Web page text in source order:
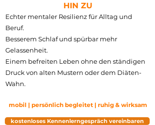
HIN ZU
Echter mentaler Resilienz für Alltag und
Beruf.
Besserem Schlaf und spürbar mehr
Gelassenheit.
Einem befreiten Leben ohne den ständigen
Druck von alten Mustern oder dem Diäten-
Wahn.
mobil | persönlich begleitet | ruhig & wirksam
kostenloses Kennenlerngespräch vereinbaren